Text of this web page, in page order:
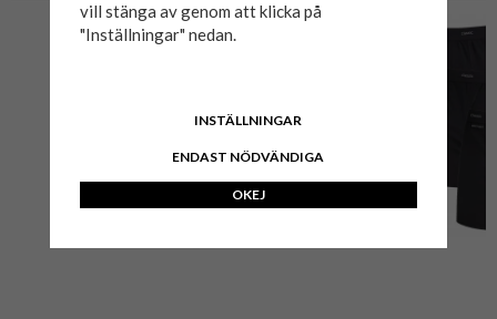
vill stänga av genom att klicka på
"Inställningar" nedan.
INSTÄLLNINGAR
ENDAST NÖDVÄNDIGA
OKEJ